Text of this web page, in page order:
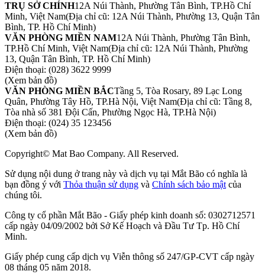
TRỤ SỞ CHÍNH12A Núi Thành, Phường Tân Bình, TP.Hồ Chí
Minh, Việt Nam(Địa chỉ cũ: 12A Núi Thành, Phường 13, Quận Tân
Bình, TP. Hồ Chí Minh)
VĂN PHÒNG MIỀN NAM12A Núi Thành, Phường Tân Bình,
TP.Hồ Chí Minh, Việt Nam(Địa chỉ cũ: 12A Núi Thành, Phường
13, Quận Tân Bình, TP. Hồ Chí Minh)
Điện thoại: (028) 3622 9999
(Xem bản đồ)
VĂN PHÒNG MIỀN BẮCTầng 5, Tòa Rosary, 89 Lạc Long
Quân, Phường Tây Hồ, TP.Hà Nội, Việt Nam(Địa chỉ cũ: Tầng 8,
Tòa nhà số 381 Đội Cấn, Phường Ngọc Hà, TP.Hà Nội)
Điện thoại: (024) 35 123456
(Xem bản đồ)
Copyright© Mat Bao Company. All Reserved.
Sử dụng nội dung ở trang này và dịch vụ tại Mắt Bão có nghĩa là
bạn đồng ý với Thỏa thuận sử dụng và Chính sách bảo mật của
chúng tôi.
Công ty cổ phần Mắt Bão - Giấy phép kinh doanh số: 0302712571
cấp ngày 04/09/2002 bởi Sở Kế Hoạch và Đầu Tư Tp. Hồ Chí
Minh.
Giấy phép cung cấp dịch vụ Viễn thông số 247/GP-CVT cấp ngày
08 tháng 05 năm 2018.